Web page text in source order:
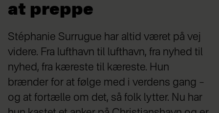
at preppe
Stéphanie Surrugue har altid været på vej
videre. Fra lufthavn til lufthavn, fra nyhed til
nyhed, fra kæreste til kæreste. Hun
brænder for at følge med i verdens gang –
og at fortælle om det, så folk lytter. Nu har